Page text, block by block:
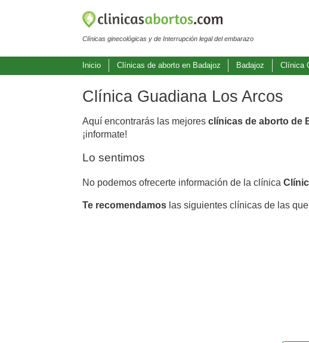
Clínicas ginecológicas y de Interrupción legal del embarazo
Inicio Clínicas de aborto en Badajoz Badajoz Clínica
Clínica Guadiana Los Arcos
Aquí encontrarás las mejores clínicas de aborto de
¡informate!
Lo sentimos
No podemos ofrecerte información de la clínica
Te recomendamos las siguientes clínicas de las que